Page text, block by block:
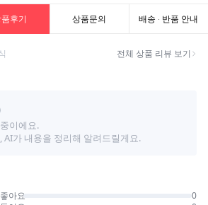
후기 상품문의 배송 · 반품 안내